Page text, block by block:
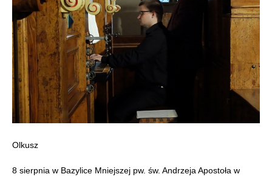
Olkusz
8 sierpnia w Bazylice Mniejszej pw. św. Andrzeja Apostoła w